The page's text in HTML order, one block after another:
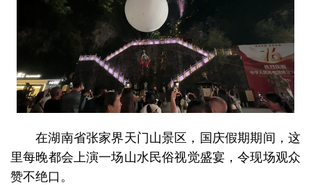
在湖南省张家界天门山景区，国庆假期期间，这
里每晚都会上演一场山水民俗视觉盛宴，令现场观众
赞不绝口。